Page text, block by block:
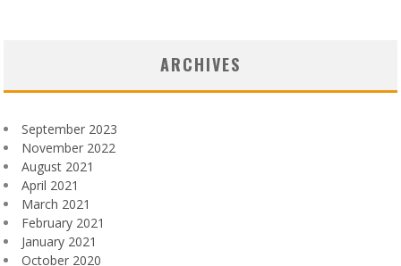
ARCHIVES
September 2023
November 2022
August 2021
April 2021
March 2021
February 2021
January 2021
October 2020